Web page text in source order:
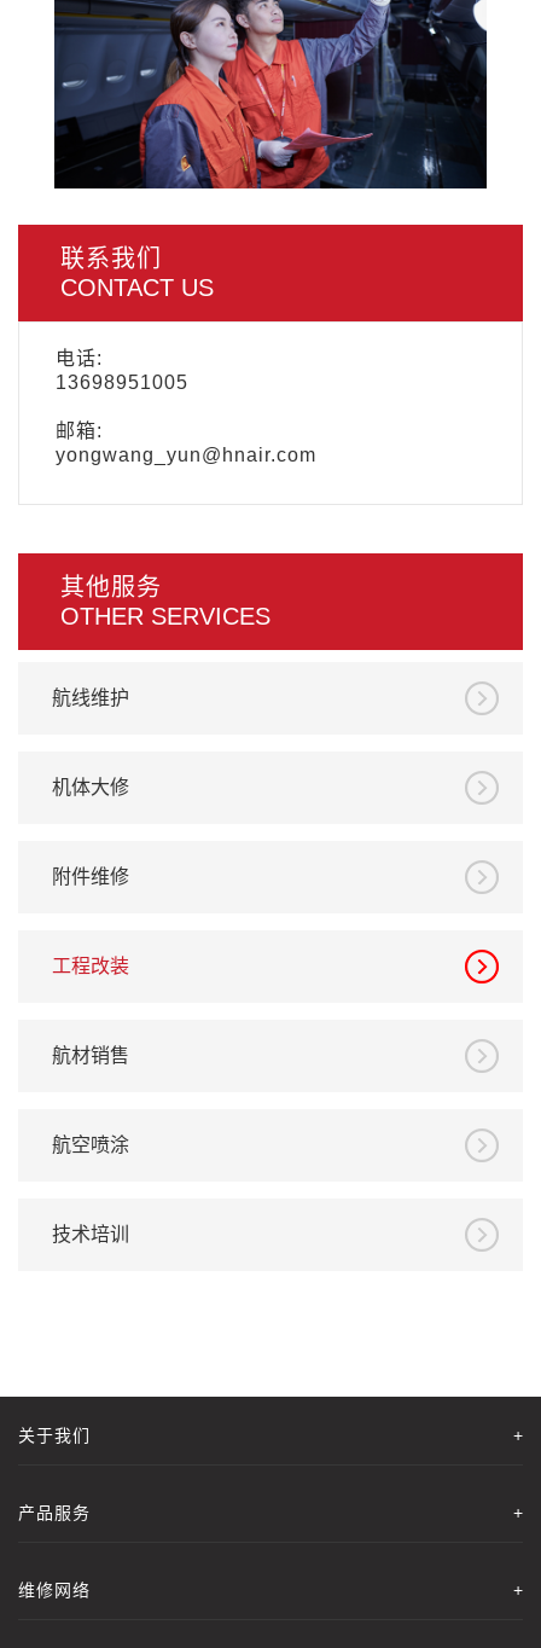
联系我们
CONTACT US
电话:
13698951005
邮箱:
yongwang_yun@hnair.com
其他服务
OTHER SERVICES
航线维护
机体大修
附件维修
工程改装
航材销售
航空喷涂
技术培训
关于我们 +
产品服务 +
维修网络 +